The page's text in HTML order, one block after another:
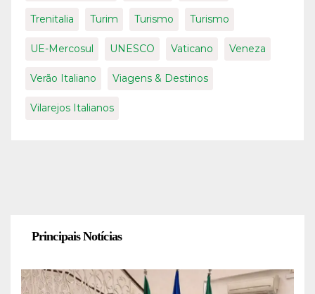
Trenitalia Turim Turismo Turismo
UE-Mercosul UNESCO Vaticano Veneza
Verão Italiano Viagens & Destinos
Vilarejos Italianos
Principais Notícias